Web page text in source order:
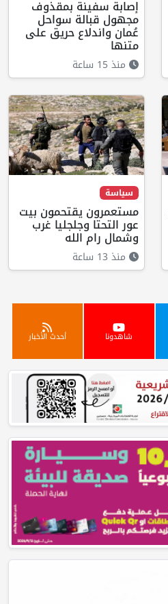
إصابة سفينة بمقذوف
مجهول قبالة سواحل
عُمان واندلاع حريق على
متنها
منذ 15 ساعة
سياسة
مستعمرون يقتحمون بيت
عور التحتا وجلجليا غرب
وشمال رام الله
منذ 13 ساعة
شاهدونا أحدث الأخبار